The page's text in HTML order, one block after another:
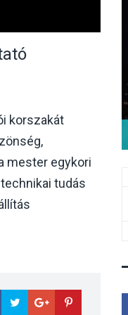
korszakát
mester egykori
tudás